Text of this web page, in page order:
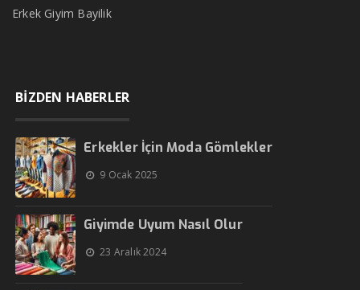
Erkek Giyim Bayilik
BİZDEN HABERLER
Erkekler İçin Moda Gömlekler
9 Ocak 2025
Giyimde Uyum Nasıl Olur
23 Aralık 2024